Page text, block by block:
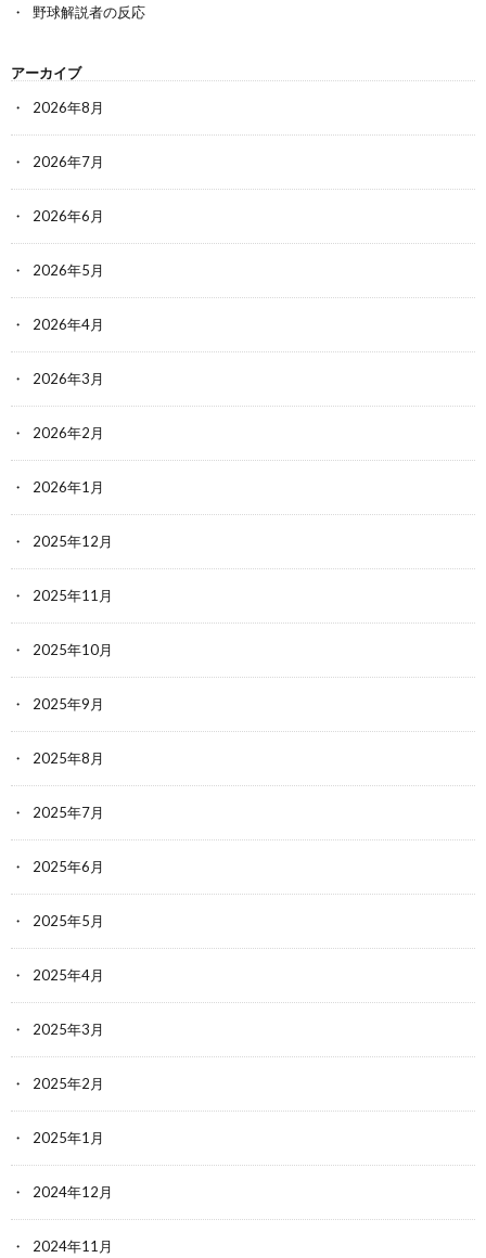
野球解説者の反応
アーカイブ
2026年8月
2026年7月
2026年6月
2026年5月
2026年4月
2026年3月
2026年2月
2026年1月
2025年12月
2025年11月
2025年10月
2025年9月
2025年8月
2025年7月
2025年6月
2025年5月
2025年4月
2025年3月
2025年2月
2025年1月
2024年12月
2024年11月